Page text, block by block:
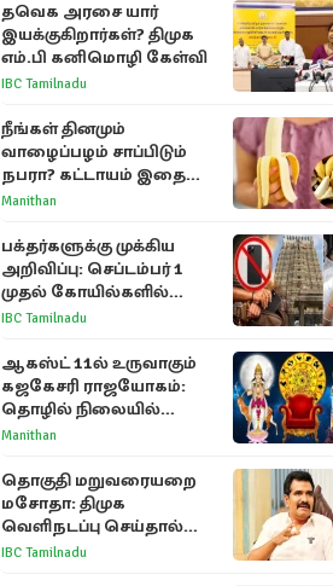
தவெக அரசை யார்
இயக்குகிறார்கள்? திமுக
எம்.பி கனிமொழி கேள்வி
IBC Tamilnadu
நீங்கள் தினமும்
வாழைப்பழம் சாப்பிடும்
நபரா? கட்டாயம் இதை
தெரிந்து கொள்ளுங்கள்
Manithan
பக்தர்களுக்கு முக்கிய
அறிவிப்பு: செப்டம்பர் 1
முதல் கோயில்களில்
மொபைலுக்கு தடை!
IBC Tamilnadu
ஆகஸ்ட் 11ல் உருவாகும்
கஜகேசரி ராஜயோகம்:
தொழில் நிலையில்
அதிர்ஷ்டம் பெறும் 3
Manithan
தொகுதி மறுவரையறை
மசோதா: திமுக
வெளிநடப்பு செய்தால்
ஆதரவாகவே கருதப்படும்
IBC Tamilnadu